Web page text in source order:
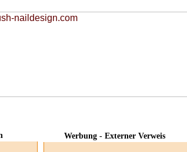
Werbung - Externer Verweis